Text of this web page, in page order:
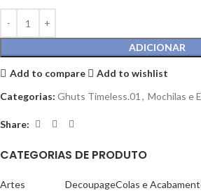
ADICIONAR
Add to compare
Add to wishlist
Categorias: Ghuts Timeless.01 , Mochilas e
Share:
CATEGORIAS DE PRODUTO
Artes
DecoupageColas e